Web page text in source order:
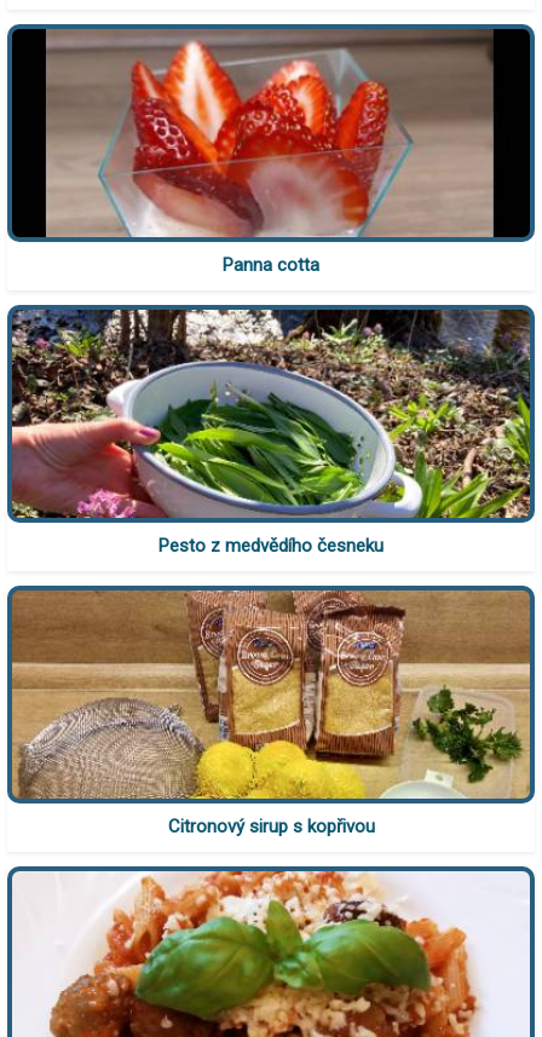
Panna cotta
Pesto z medvědího česneku
Citronový sirup s kopřivou